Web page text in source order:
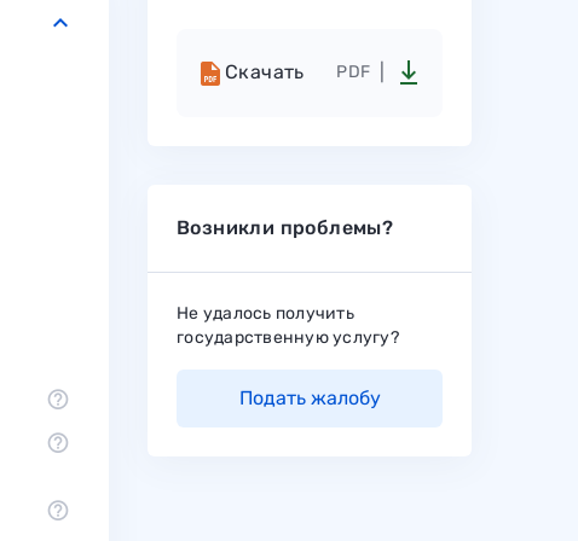
keyboard_arrow_down
Скачать PDF
Возникли проблемы?
Не удалось получить
государственную услугу?
Подать жалобу